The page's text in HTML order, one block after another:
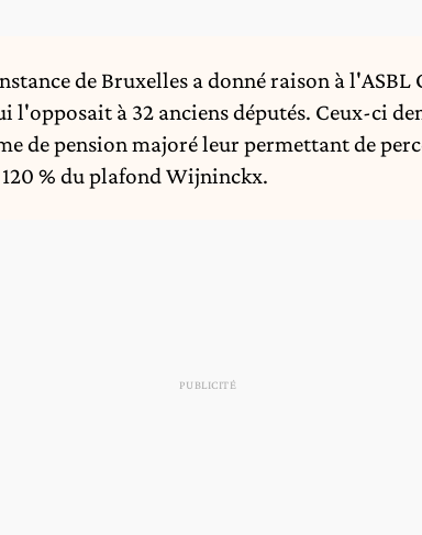
de Bruxelles a donné raison à l'ASBL
l'opposait à 32 anciens députés. Ceux-ci
de pension majoré leur permettant de
% du plafond Wijninckx.